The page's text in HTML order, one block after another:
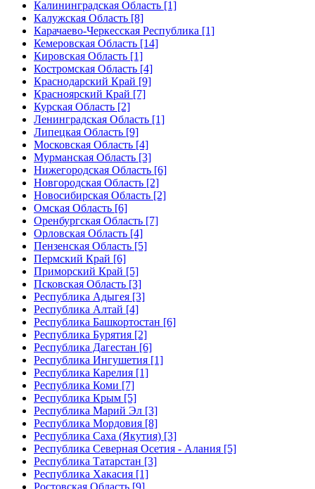
Калининградская Область [1]
Калужская Область [8]
Карачаево-Черкесская Республика [1]
Кемеровская Область [14]
Кировская Область [1]
Костромская Область [4]
Краснодарский Край [9]
Красноярский Край [7]
Курская Область [2]
Ленинградская Область [1]
Липецкая Область [9]
Московская Область [4]
Мурманская Область [3]
Нижегородская Область [6]
Новгородская Область [2]
Новосибирская Область [2]
Омская Область [6]
Оренбургская Область [7]
Орловская Область [4]
Пензенская Область [5]
Пермский Край [6]
Приморский Край [5]
Псковская Область [3]
Республика Адыгея [3]
Республика Алтай [4]
Республика Башкортостан [6]
Республика Бурятия [2]
Республика Дагестан [6]
Республика Ингушетия [1]
Республика Карелия [1]
Республика Коми [7]
Республика Крым [5]
Республика Марий Эл [3]
Республика Мордовия [8]
Республика Саха (Якутия) [3]
Республика Северная Осетия - Алания [5]
Республика Татарстан [3]
Республика Хакасия [1]
Ростовская Область [9]